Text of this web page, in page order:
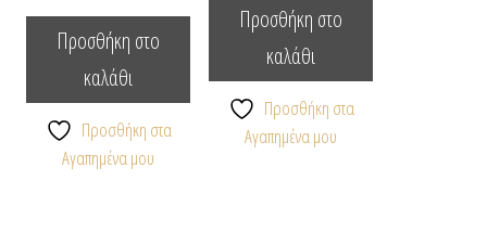
Προσθήκη στο
καλάθι
Προσθήκη στα
Αγαπημένα μου
Προσθήκη στο
καλάθι
Προσθήκη στα
Αγαπημένα μου